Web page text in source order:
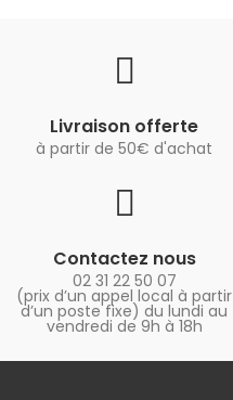
Livraison offerte
à partir de 50€ d'achat
Contactez nous
02 31 22 50 07
(prix d’un appel local à partir
d’un poste fixe) du lundi au
vendredi de 9h à 18h